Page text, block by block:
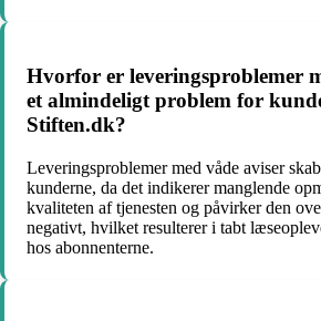
Hvorfor er leveringsproblemer
et almindeligt problem for
Stiften.dk?
Leveringsproblemer med våde aviser
kunderne, da det indikerer manglende
kvaliteten af tjenesten og påvirker den
negativt, hvilket resulterer i tabt
hos abonnenterne.